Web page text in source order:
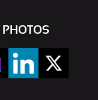
PHOTOS